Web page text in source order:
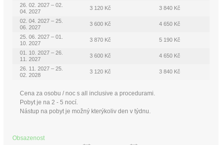
26. 02. 2027 – 02.
04. 2027
3 120 Kč 3 840 Kč
02. 04. 2027 – 25.
06. 2027
3 600 Kč 4 650 Kč
25. 06. 2027 – 01.
10. 2027
3 870 Kč 5 190 Kč
01. 10. 2027 – 26.
11. 2027
3 600 Kč 4 650 Kč
26. 11. 2027 – 25.
02. 2028
3 120 Kč 3 840 Kč
Cena za osobu / noc s all inclusive a procedurami.
Pobyt je na 2 - 5 nocí.
Nástup na pobyt je možný kterýkoliv den v týdnu.
Obsazenost